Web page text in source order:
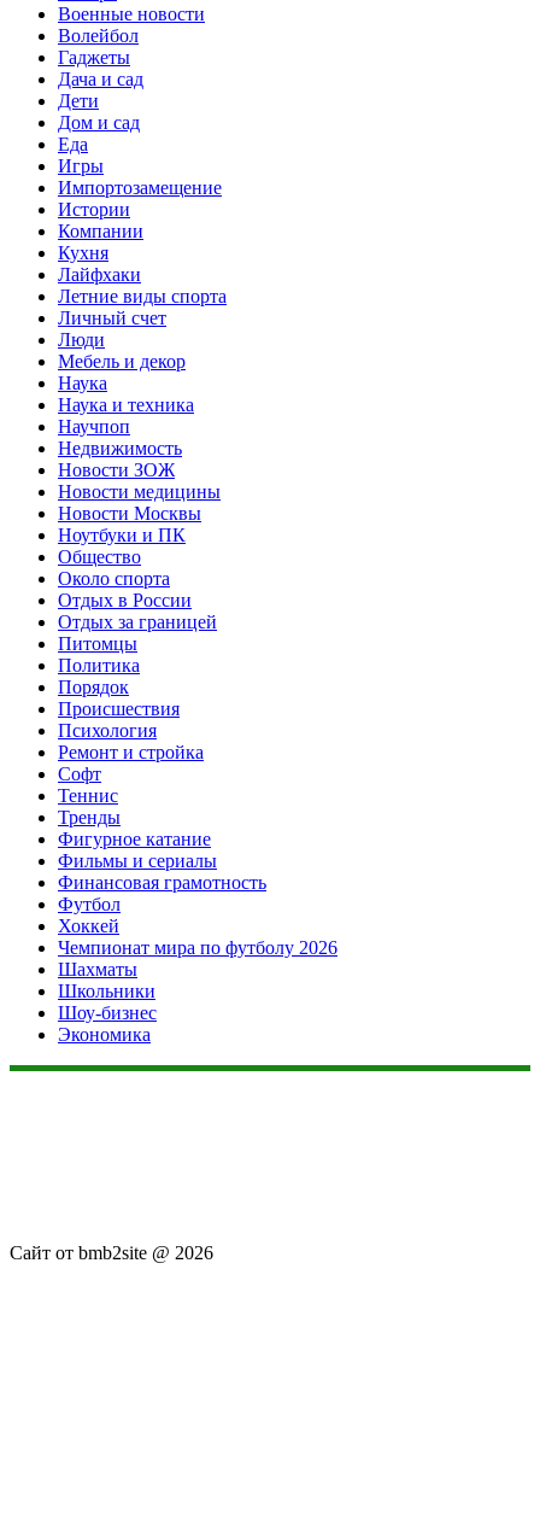
Военные новости
Волейбол
Гаджеты
Дача и сад
Дети
Дом и сад
Еда
Игры
Импортозамещение
Истории
Компании
Кухня
Лайфхаки
Летние виды спорта
Личный счет
Люди
Мебель и декор
Наука
Наука и техника
Научпоп
Недвижимость
Новости ЗОЖ
Новости медицины
Новости Москвы
Ноутбуки и ПК
Общество
Около спорта
Отдых в России
Отдых за границей
Питомцы
Политика
Порядок
Происшествия
Психология
Ремонт и стройка
Софт
Теннис
Тренды
Фигурное катание
Фильмы и сериалы
Финансовая грамотность
Футбол
Хоккей
Чемпионат мира по футболу 2026
Шахматы
Школьники
Шоу-бизнес
Экономика
Сайт от bmb2site @ 2026